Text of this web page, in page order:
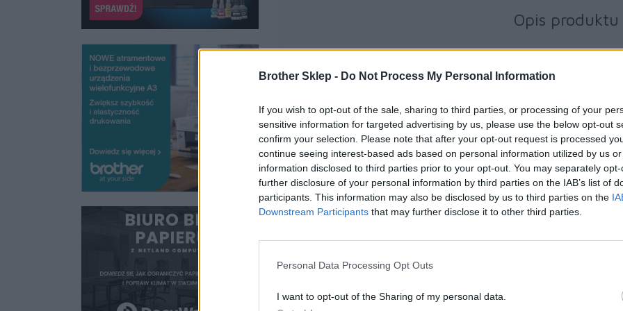
Brother Sklep - Do Not Process My Personal Information
If you wish to opt-out of the sale, sharing to third parties, or processing of your
sensitive information for targeted advertising by us, please use the below opt-out
confirm your selection. Please note that after your opt-out request is processed
continue seeing interest-based ads based on personal information utilized by us
information disclosed to third parties prior to your opt-out. You may separately
further disclosure of your personal information by third parties on the IAB’s list of
participants. This information may also be disclosed by us to third parties on the
Downstream Participants that may further disclose it to other third parties.
Personal Data Processing Opt Outs
I want to opt-out of the Sharing of my personal data.
Opis produktu
Urządzenie sprzedawane jest bez
zakupie interesujących Cię
Opis
Drukuj oferty, faktury i inne dokumenty w terenie oraz usprawnij pracę
Drukarka PJ-823 z łącznością USB pozwala na wydruk dokumentów A4
małe, że zmieści się w teczce lub torbie na laptopa, może być
Technologia druku termicznego w rozdzielczości 300 x 300 dpi
Drukarka PJ-823 jest kompatybilna z szeroką gamą mobilnych i